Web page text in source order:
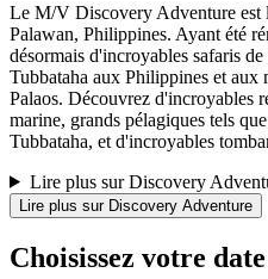
Le M/V Discovery Adventure
Palawan, Philippines. Ayant été
désormais d'incroyables safaris
Tubbataha aux Philippines et aux
Palaos. Découvrez d'incroyables
marine, grands pélagiques tels
Tubbataha, et d'incroyables
Lire plus sur Discovery
Lire plus sur Discovery Adventure
Choisissez votre